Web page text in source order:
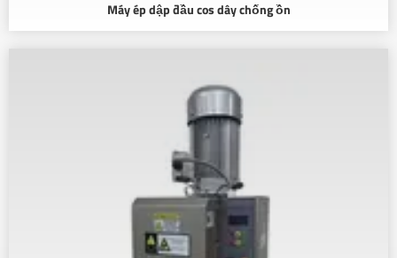
Máy ép dập đầu cos dây chống ồn